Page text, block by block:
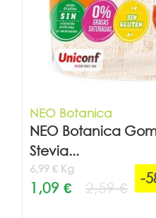
NEO Botanica
NEO Botanica
Stevia...
6,99 € Kg
1,09 € 2,59 €
-